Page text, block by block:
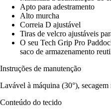
Apto para adestramento
Alto murcha
Correia D ajustável
Tiras de velcro ajustáveis
O seu Tech Grip Pro
saco de armazenamento
Instruções de manutenção
Lavável à máquina (30°), secagem
Conteúdo do tecido